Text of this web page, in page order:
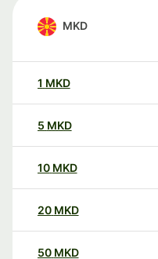
MKD
1 MKD
5 MKD
10 MKD
20 MKD
50 MKD